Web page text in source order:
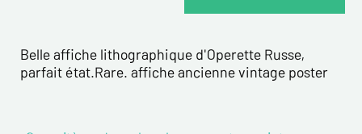
Nom*
Belle affiche lithographique d'Operette Russe,
parfait état.Rare. affiche ancienne vintage poster